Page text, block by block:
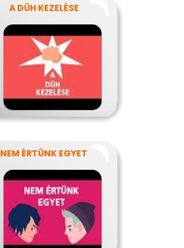
A DÜH KEZELÉSE
NEM ÉRTÜNK EGYET